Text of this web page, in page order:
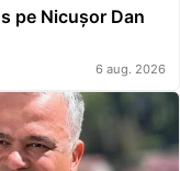
pe Nicușor Dan
6 aug. 2026